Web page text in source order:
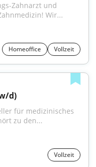
Zahnarzt und
Wir...
Homeoffice Vollzeit
d)
für medizinisches
zu den...
Vollzeit